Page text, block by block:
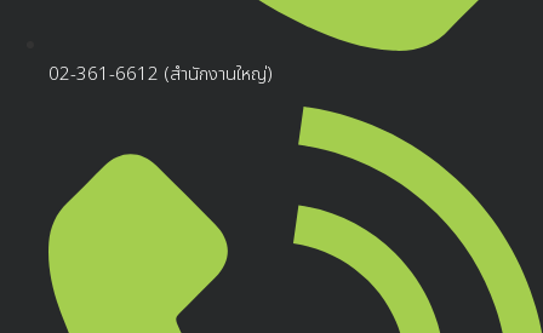
02-361-6612 (สำนักงานใหญ่)